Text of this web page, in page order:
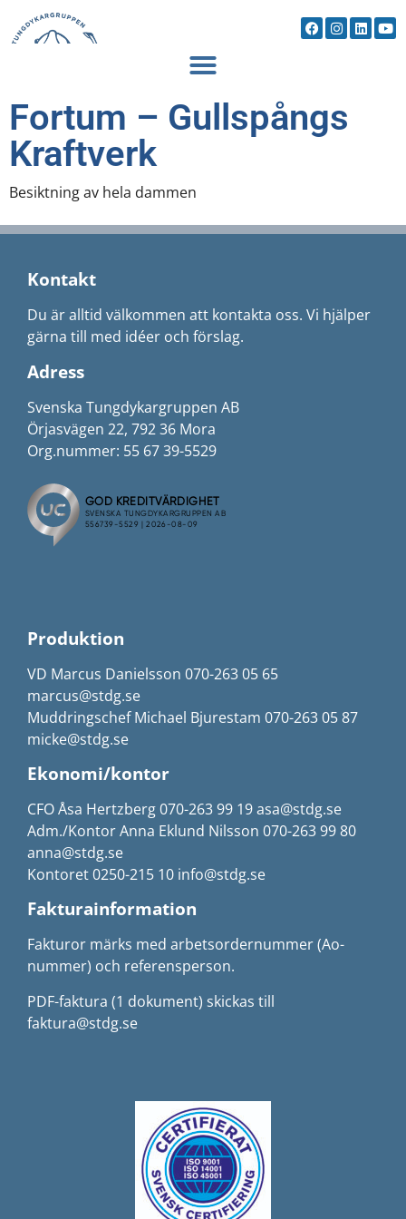
Fortum – Gullspångs
Kraftverk
Besiktning av hela dammen
Kontakt
Du är alltid välkommen att kontakta oss. Vi hjälper
gärna till med idéer och förslag.
Adress
Svenska Tungdykargruppen AB
Örjasvägen 22, 792 36 Mora
Org.nummer: 55 67 39-5529
Produktion
VD Marcus Danielsson 070-263 05 65
marcus@stdg.se
Muddringschef Michael Bjurestam 070-263 05 87
micke@stdg.se
Ekonomi/kontor
CFO Åsa Hertzberg 070-263 99 19 asa@stdg.se
Adm./Kontor Anna Eklund Nilsson 070-263 99 80
anna@stdg.se
Kontoret 0250-215 10 info@stdg.se
Fakturainformation
Fakturor märks med arbetsordernummer (Ao-
nummer) och referensperson.
PDF-faktura (1 dokument) skickas till
faktura@stdg.se